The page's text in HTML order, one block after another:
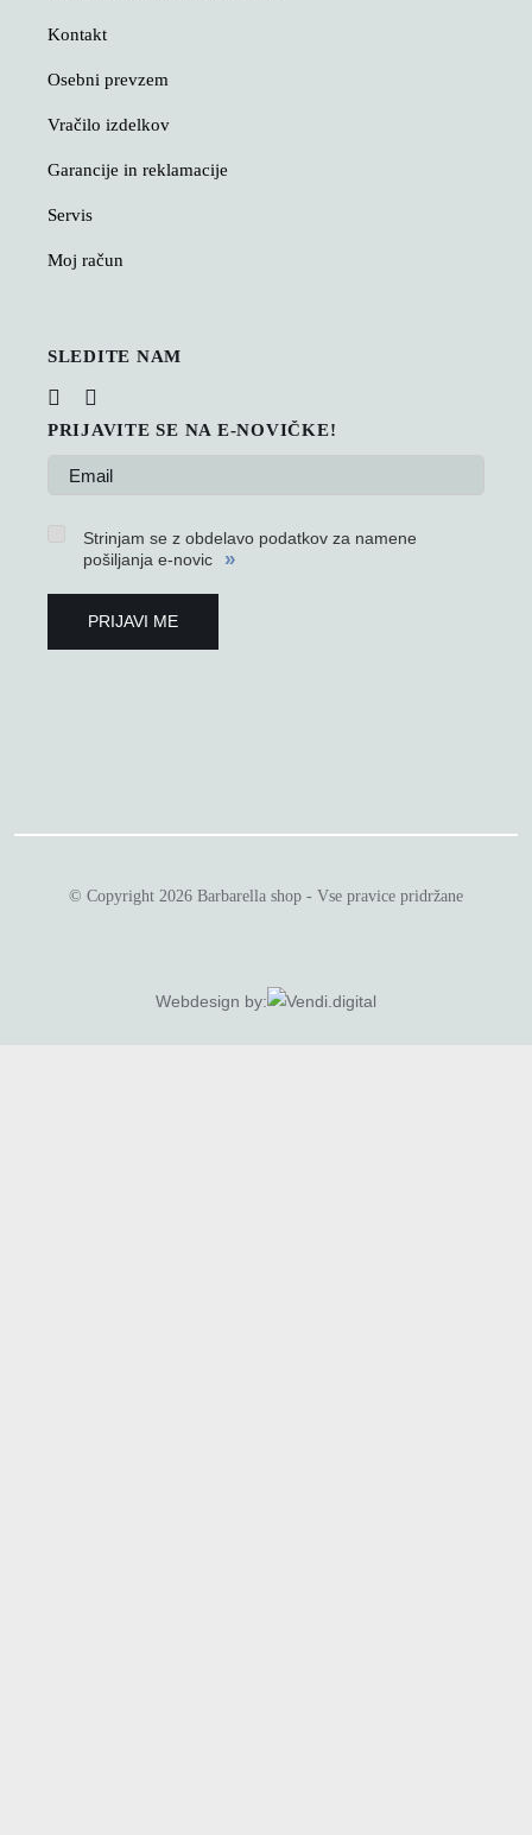
Kontakt
Osebni prevzem
Vračilo izdelkov
Garancije in reklamacije
Servis
Moj račun
SLEDITE NAM
PRIJAVITE SE NA E-NOVIČKE!
Strinjam se z obdelavo podatkov za namene
pošiljanja e-novic
»
PRIJAVI ME
© Copyright 2026 Barbarella shop - Vse pravice pridržane
Webdesign by: